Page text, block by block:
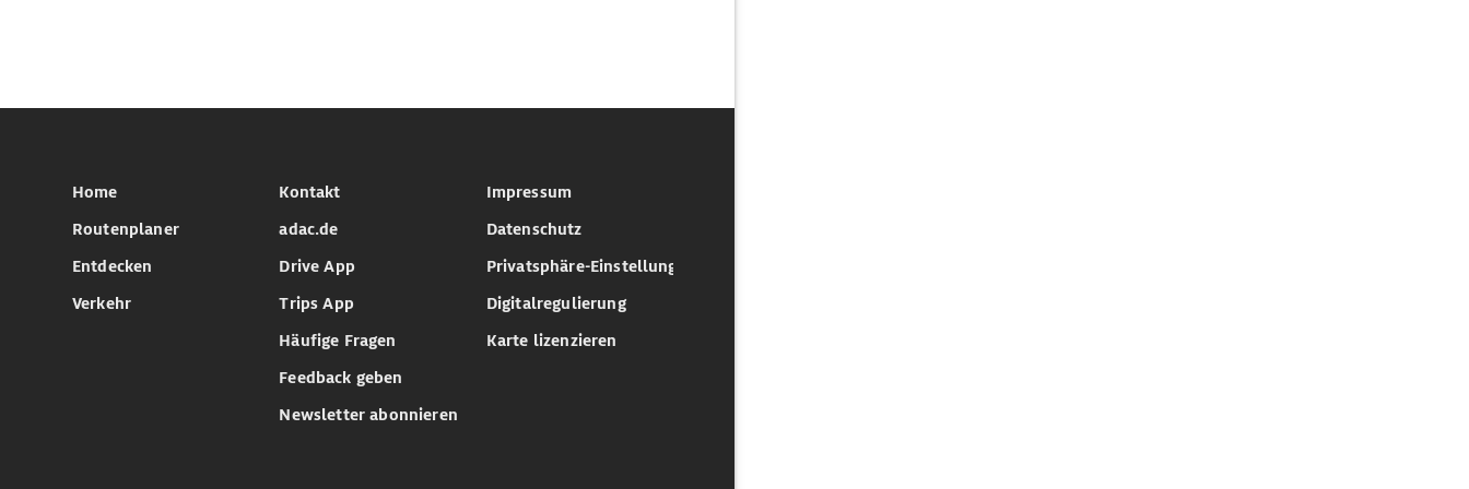
Home
Routenplaner
Entdecken
Verkehr
Kontakt
adac.de
Drive App
Trips App
Häufige Fragen
Feedback geben
Newsletter abonnieren
Impressum
Datenschutz
Privatsphäre-Einstellungen
Digitalregulierung
Karte lizenzieren